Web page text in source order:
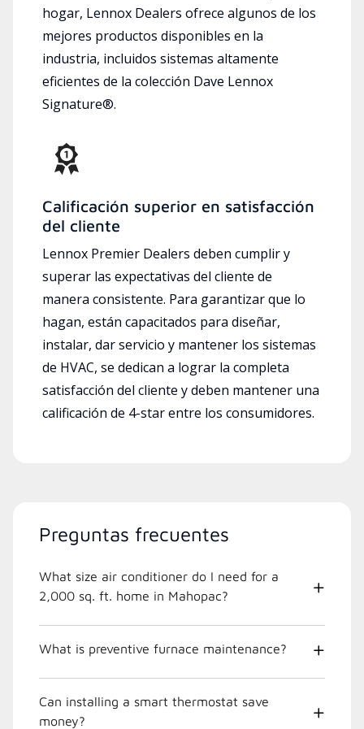
hogar, Lennox Dealers ofrece algunos de los
mejores productos disponibles en la
industria, incluidos sistemas altamente
eficientes de la colección Dave Lennox
Signature®.
Calificación superior en satisfacción
del cliente
Lennox Premier Dealers deben cumplir y
superar las expectativas del cliente de
manera consistente. Para garantizar que lo
hagan, están capacitados para diseñar,
instalar, dar servicio y mantener los sistemas
de HVAC, se dedican a lograr la completa
satisfacción del cliente y deben mantener una
calificación de 4-star entre los consumidores.
Preguntas frecuentes
What size air conditioner do I need for a
2,000 sq. ft. home in Mahopac?
What is preventive furnace maintenance?
Can installing a smart thermostat save
money?